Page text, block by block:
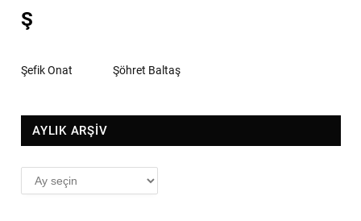
Ş
Şefik Onat Şöhret Baltaş
AYLIK ARŞİV
AYLIK
ARŞİV